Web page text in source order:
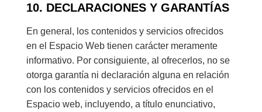
10. DECLARACIONES Y GARANTÍAS
En general, los contenidos y servicios ofrecidos
en el Espacio Web tienen carácter meramente
informativo. Por consiguiente, al ofrecerlos, no se
otorga garantía ni declaración alguna en relación
con los contenidos y servicios ofrecidos en el
Espacio web, incluyendo, a título enunciativo,